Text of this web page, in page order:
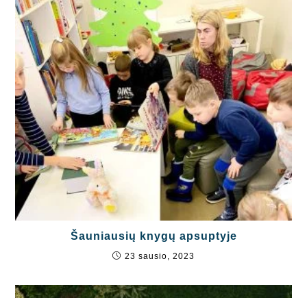
Šauniausių knygų apsuptyje
23 sausio, 2023